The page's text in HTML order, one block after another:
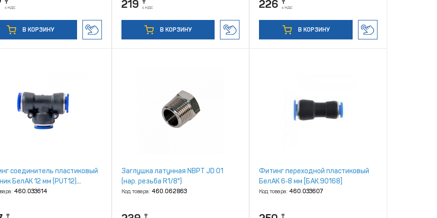
₸
с НДС
В КОРЗИНУ
219 ₸
с НДС
В КОРЗИНУ
226 ₸
с НДС
В КОРЗИНУ
соединитель пластиковый
БелАК 12 мм (PUT12)
460.033614
₸
Заглушка латунная NBPT JD 01
(нар. резьба R1/8")
Код товара: 460.062863
₸
Фитинг переходной пластиковый
БелАК 6‑8 мм [БАК.90168]
Код товара:460.033607
₸